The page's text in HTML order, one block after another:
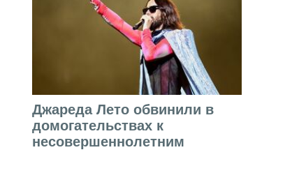
Джареда Лето обвинили в
домогательствах к
несовершеннолетним